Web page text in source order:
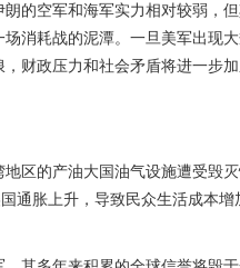
的空军和海军实力相对较弱，
消耗战的泥潭。一旦美军出现
财政压力和社会矛盾将进一步加
区的产油大国油气设施遭受毁
通胀上升，导致民众生活成本